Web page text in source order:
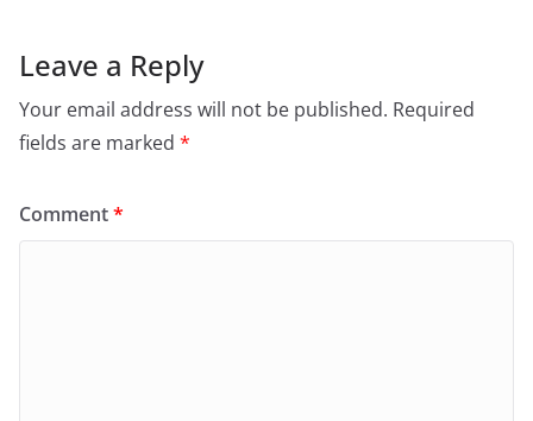
Leave a Reply
Your email address will not be published. Required
fields are marked *
Comment*